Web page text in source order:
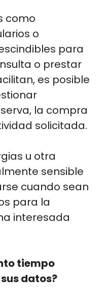
como
o
para
o prestar
es posible
la compra
solicitada.
u otra
sensible
cuando sean
para la
interesada
tiempo
datos?